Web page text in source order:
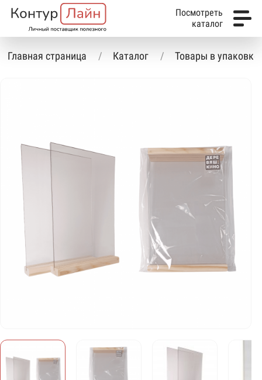
Посмотреть
каталог
Главная страница Каталог Товары в упаковке